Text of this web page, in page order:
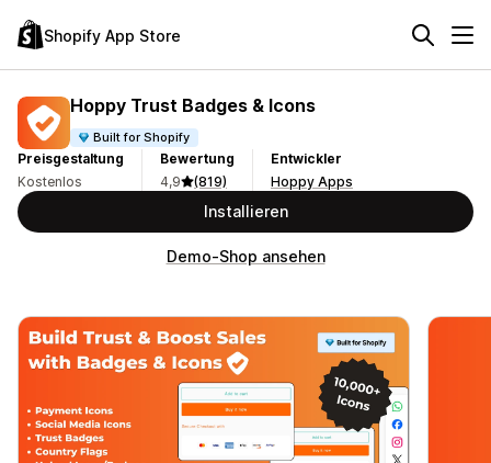
Shopify App Store
Hoppy Trust Badges & Icons
Built for Shopify
Preisgestaltung
Kostenlos
Bewertung
4,9
(819)
Entwickler
Hoppy Apps
Installieren
Demo-Shop ansehen